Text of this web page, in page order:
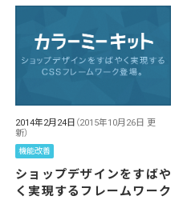
2014年2月24日 （2015年10月26日 更
新）
機能改善
ショップデザインをすばや
く実現するフレームワーク